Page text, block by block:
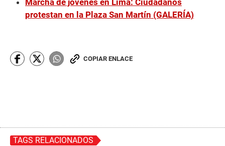
Marcha de jóvenes en Lima: Ciudadanos
protestan en la Plaza San Martín (GALERÍA)
COPIAR ENLACE
TAGS RELACIONADOS